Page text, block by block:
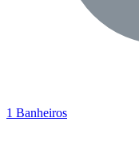
1 Banheiros